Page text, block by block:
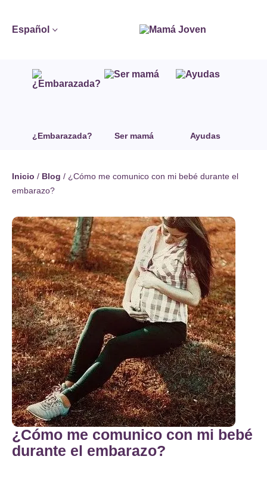
Español
¿Embarazada? Ser mamá Ayudas
Inicio / Blog / ¿Cómo me comunico con mi bebé durante el
embarazo?
¿Cómo me comunico con mi bebé
durante el embarazo?